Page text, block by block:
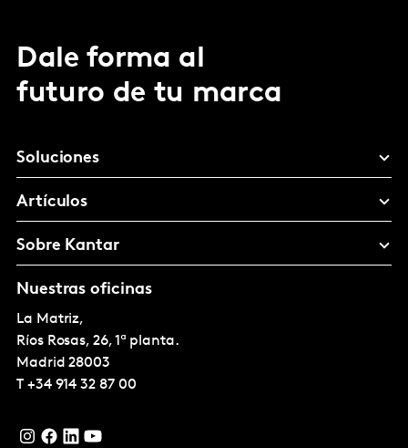
Dale forma al
futuro de tu marca
Soluciones
Artículos
Sobre Kantar
Nuestras oficinas
La Matriz,
Ríos Rosas, 26, 1ª planta.
Madrid 28003
T +34 914 32 87 00